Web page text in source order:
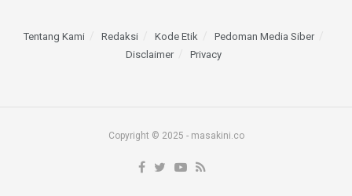
Tentang Kami Redaksi Kode Etik
Pedoman Media Siber
Disclaimer
Privacy
Copyright © 2025 - masakini.co